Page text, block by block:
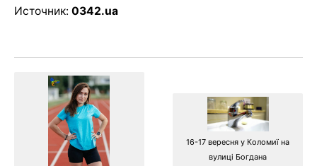
Источник: 0342.ua
16-17 вересня у Коломиї на
вулиці Богдана